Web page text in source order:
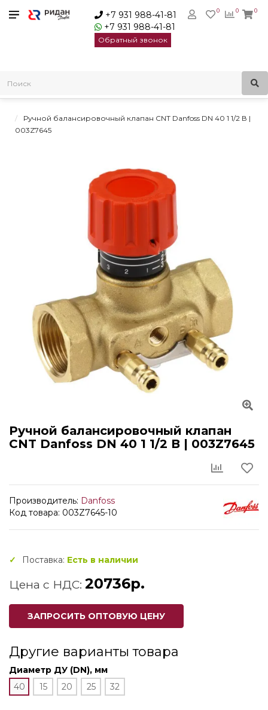
+7 931 988-41-81
+7 931 988-41-81
Обратный звонок
0
0 0
Балансировочные клапаны
Ручной балансировочный клапан CNT Danfoss DN 40 1 1/2 В |
003Z7645
Ручной балансировочный клапан
CNT Danfoss DN 40 1 1/2 В | 003Z7645
Производитель: Danfoss
Код товара: 003Z7645-10
Поставка: Есть в наличии
Цена с НДС: 20736р.
ЗАПРОСИТЬ ОПТОВУЮ ЦЕНУ
Другие варианты товара
Диаметр ДУ (DN), мм
40
15 20 25 32